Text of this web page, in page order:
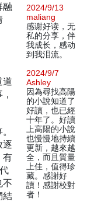
融
道
逐
有
不
結
2024/9/13
maliang
感谢好读，无
私的分享，伴
我成长，感动
到我泪流。
2024/9/7
Ashley
因為尋找高陽
的小說知道了
好讀，也已經
十年了。好讀
上高陽的小說
也慢慢地持續
更新，越來越
全，而且質量
上佳，值得珍
藏。感謝好
讀！感謝校對
者！